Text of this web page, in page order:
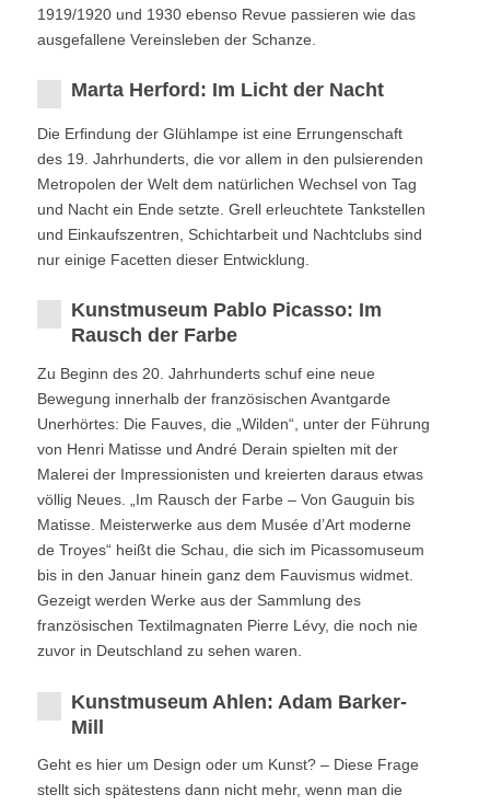
1919/1920 und 1930 ebenso Revue passieren wie das
ausgefallene Vereinsleben der Schanze.
Marta Herford: Im Licht der Nacht
Die Erﬁndung der Glühlampe ist eine Errungenschaft
des 19. Jahrhunderts, die vor allem in den pulsierenden
Metropolen der Welt dem natürlichen Wechsel von Tag
und Nacht ein Ende setzte. Grell erleuchtete Tankstellen
und Einkaufszentren, Schichtarbeit und Nachtclubs sind
nur einige Facetten dieser Entwicklung.
Kunstmuseum Pablo Picasso: Im
Rausch der Farbe
Zu Beginn des 20. Jahrhunderts schuf eine neue
Bewegung innerhalb der französischen Avantgarde
Unerhörtes: Die Fauves, die „Wilden“, unter der Führung
von Henri Matisse und André Derain spielten mit der
Malerei der Impressionisten und kreierten daraus etwas
völlig Neues. „Im Rausch der Farbe – Von Gauguin bis
Matisse. Meisterwerke aus dem Musée d’Art moderne
de Troyes“ heißt die Schau, die sich im Picassomuseum
bis in den Januar hinein ganz dem Fauvismus widmet.
Gezeigt werden Werke aus der Sammlung des
französischen Textilmagnaten Pierre Lévy, die noch nie
zuvor in Deutschland zu sehen waren.
Kunstmuseum Ahlen: Adam Barker-
Mill
Geht es hier um Design oder um Kunst? – Diese Frage
stellt sich spätestens dann nicht mehr, wenn man die